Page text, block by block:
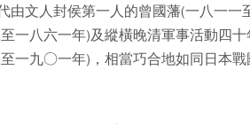
由文人封侯第一人的曾國藩(一八一
一八六一年)及縱橫晚清軍事活動四
一九○一年)，相當巧合地如同日本